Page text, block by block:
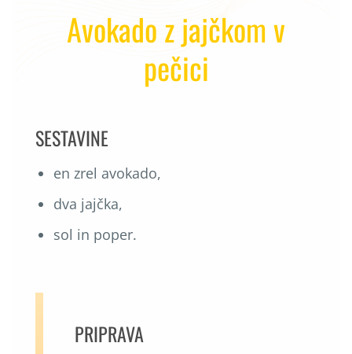
Avokado z jajčkom v
pečici
SESTAVINE
en zrel avokado,
dva jajčka,
sol in poper.
PRIPRAVA